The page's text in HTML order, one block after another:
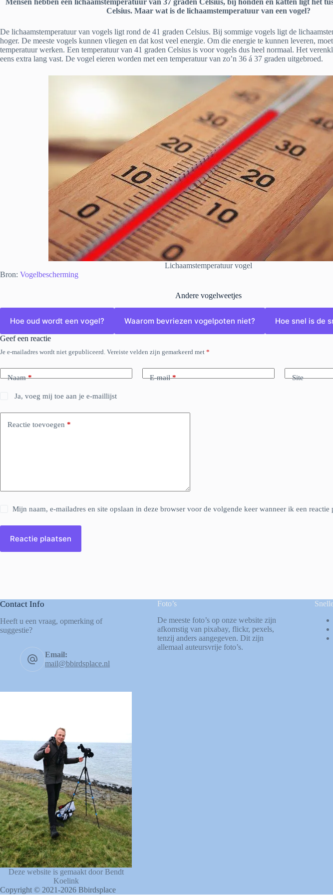
Mensen hebben een lichaamstemperatuur van 37 graden Celsius, bij honden en katten ligt het
Celsius. Maar wat is de lichaamstemperatuur van een vogel?
De lichaamstemperatuur van vogels ligt rond de 41 graden Celsius. Bij sommige vogels ligt de
hoger. De meeste vogels kunnen vliegen en dat kost veel energie. Om die energie te kunnen leveren,
temperatuur werken. Een temperatuur van 41 graden Celsius is voor vogels dus heel normaal. Het
eens extra lang vast. De vogel eieren worden met een temperatuur van zo’n 36 á 37 graden uitgebroed.
Lichaamstemperatuur vogel
Bron: Vogelbescherming
Andere vogelweetjes
Hoe oud wordt een vogel? Waarom bevriezen vogelpoten niet? Hoe snel is de
Geef een reactie
Je e-mailadres wordt niet gepubliceerd. Vereiste velden zijn gemarkeerd met *
Naam* E-mail* Site
Ja, voeg mij toe aan je e-maillijst
Reactie toevoegen *
Mijn naam, e-mailadres en site opslaan in deze browser voor de volgende keer wanneer ik een reactie
Reactie plaatsen
Contact Info
Heeft u een vraag, opmerking of
suggestie?
Email:
mail@bbirdsplace.nl
Deze website is gemaakt door Bendt
Koelink
Foto’s
De meeste foto’s op onze website zijn
afkomstig van pixabay, flickr, pexels,
tenzij anders aangegeven. Dit zijn
allemaal auteursvrije foto’s.
Copyright © 2021-2026 Bbirdsplace